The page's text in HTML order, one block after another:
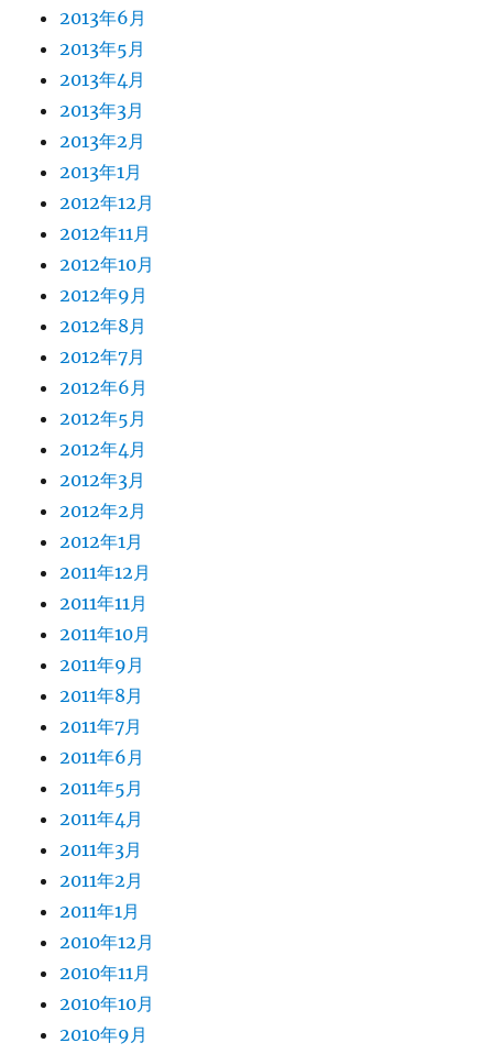
2013年6月
2013年5月
2013年4月
2013年3月
2013年2月
2013年1月
2012年12月
2012年11月
2012年10月
2012年9月
2012年8月
2012年7月
2012年6月
2012年5月
2012年4月
2012年3月
2012年2月
2012年1月
2011年12月
2011年11月
2011年10月
2011年9月
2011年8月
2011年7月
2011年6月
2011年5月
2011年4月
2011年3月
2011年2月
2011年1月
2010年12月
2010年11月
2010年10月
2010年9月